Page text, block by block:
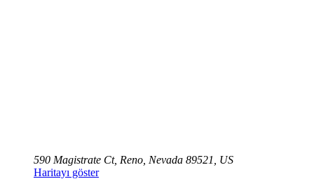
590 Magistrate Ct, Reno, Nevada 89521, US
Haritayı göster